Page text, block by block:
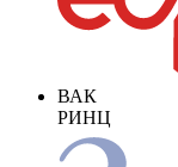
ВАК
РИНЦ